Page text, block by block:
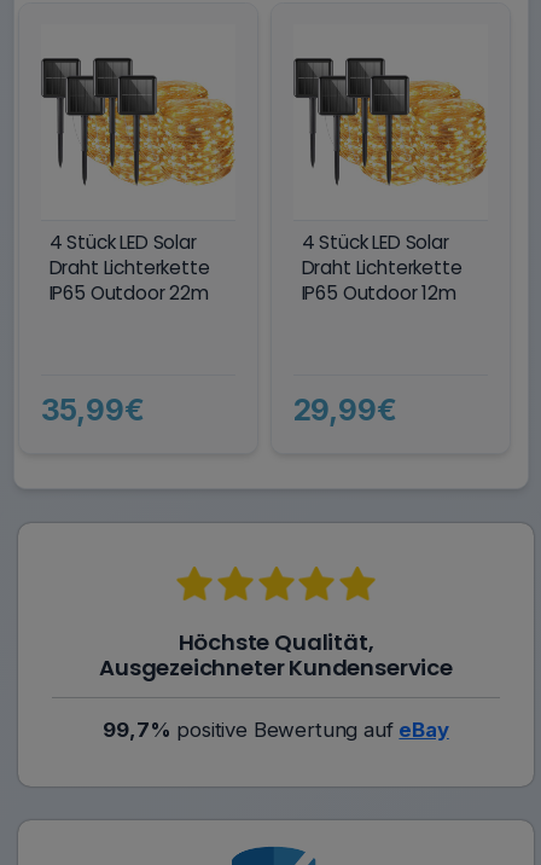
4 Stück LED Solar
Draht Lichterkette
IP65 Outdoor 22m
35,99€
4 Stück LED Solar
Draht Lichterkette
IP65 Outdoor 12m
29,99€
Höchste Qualität,
Ausgezeichneter Kundenservice
99,7% positive Bewertung auf eBay